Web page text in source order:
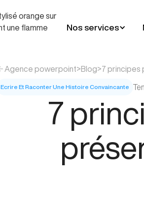
Nos services
Agence powerpoint>Blog>7 principes
Ecrire Et Raconter Une Histoire Convaincante
7